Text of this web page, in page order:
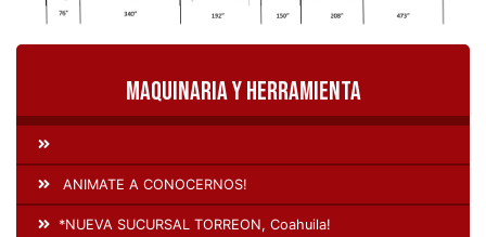
Maquinaria y Herramienta
ANIMATE A CONOCERNOS!
*NUEVA SUCURSAL TORREON, Coahuila!